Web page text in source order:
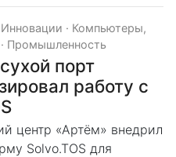
Инновации · Компьютеры,
· Промышленность
порт
работу с
центр «Артём» внедрил
Solvo.TOS для